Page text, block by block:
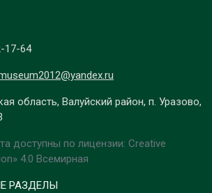
17-64
область, Валуйский район, п. Уразово,
доступны по лицензии: Creative
4.0 Всемирная
РАЗДЕЛЫ